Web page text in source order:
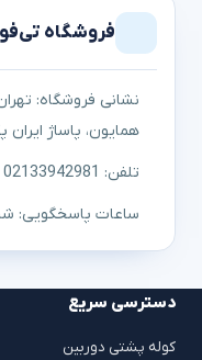
فروشگاه
نشانی فروشگاه:
همایون، پاساژ ایران
تلفن: 02133942981 — همراه: ۰۹۱۲۳۰۵۳۱۰۷
ساعات پاسخگویی: شنبه تا
دسترسی سریع
کوله پشتی دوربین